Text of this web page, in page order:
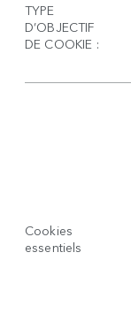
TYPE
D’OBJECTIF
DE COOKIE :
Cookies
essentiels